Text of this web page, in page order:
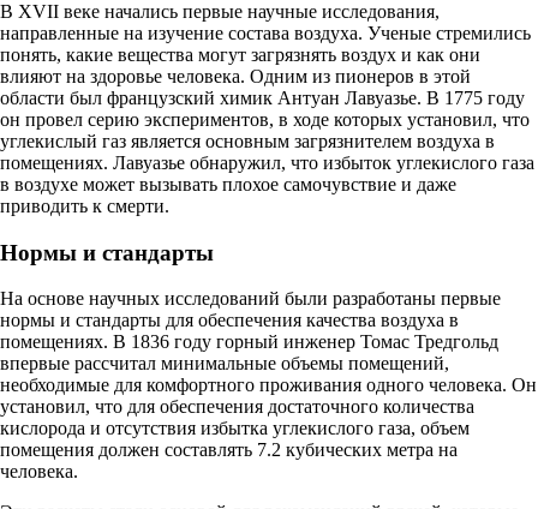
В XVII веке начались первые научные исследования,
направленные на изучение состава воздуха. Ученые стремились
понять, какие вещества могут загрязнять воздух и как они
влияют на здоровье человека. Одним из пионеров в этой
области был французский химик Антуан Лавуазье. В 1775 году
он провел серию экспериментов, в ходе которых установил, что
углекислый газ является основным загрязнителем воздуха в
помещениях. Лавуазье обнаружил, что избыток углекислого газа
в воздухе может вызывать плохое самочувствие и даже
приводить к смерти.
Нормы и стандарты
На основе научных исследований были разработаны первые
нормы и стандарты для обеспечения качества воздуха в
помещениях. В 1836 году горный инженер Томас Тредгольд
впервые рассчитал минимальные объемы помещений,
необходимые для комфортного проживания одного человека. Он
установил, что для обеспечения достаточного количества
кислорода и отсутствия избытка углекислого газа, объем
помещения должен составлять 7.2 кубических метра на
человека.